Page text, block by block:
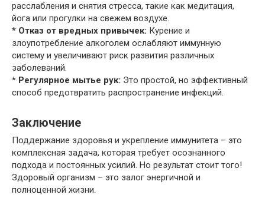
расслабления и снятия стресса, такие как медитация,
йога или прогулки на свежем воздухе.
* Отказ от вредных привычек: Курение и
злоупотребление алкоголем ослабляют иммунную
систему и увеличивают риск развития различных
заболеваний.
* Регулярное мытье рук: Это простой, но эффективный
способ предотвратить распространение инфекций.
Заключение
Поддержание здоровья и укрепление иммунитета – это
комплексная задача, которая требует осознанного
подхода и постоянных усилий. Но результат стоит того!
Здоровый организм – это залог энергичной и
полноценной жизни.